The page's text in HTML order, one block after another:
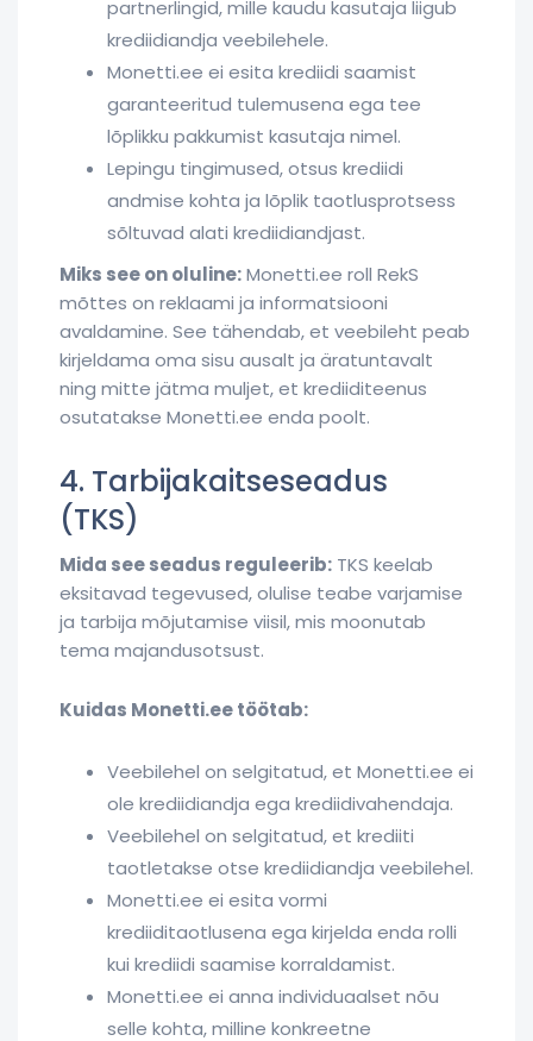
partnerlingid, mille kaudu kasutaja liigub
krediidiandja veebilehele.
Monetti.ee ei esita krediidi saamist
garanteeritud tulemusena ega tee
lõplikku pakkumist kasutaja nimel.
Lepingu tingimused, otsus krediidi
andmise kohta ja lõplik taotlusprotsess
sõltuvad alati krediidiandjast.
Miks see on oluline:Monetti.ee roll RekS
mõttes on reklaami ja informatsiooni
avaldamine. See tähendab, et veebileht peab
kirjeldama oma sisu ausalt ja äratuntavalt
ning mitte jätma muljet, et krediiditeenus
osutatakse Monetti.ee enda poolt.
4. Tarbijakaitseseadus
(TKS)
Mida see seadus reguleerib: TKS keelab
eksitavad tegevused, olulise teabe varjamise
ja tarbija mõjutamise viisil, mis moonutab
tema majandusotsust.
Kuidas Monetti.ee töötab:
Veebilehel on selgitatud, et Monetti.ee ei
ole krediidiandja ega krediidivahendaja.
Veebilehel on selgitatud, et krediiti
taotletakse otse krediidiandja veebilehel.
Monetti.ee ei esita vormi
krediiditaotlusena ega kirjelda enda rolli
kui krediidi saamise korraldamist.
Monetti.ee ei anna individuaalset nõu
selle kohta, milline konkreetne